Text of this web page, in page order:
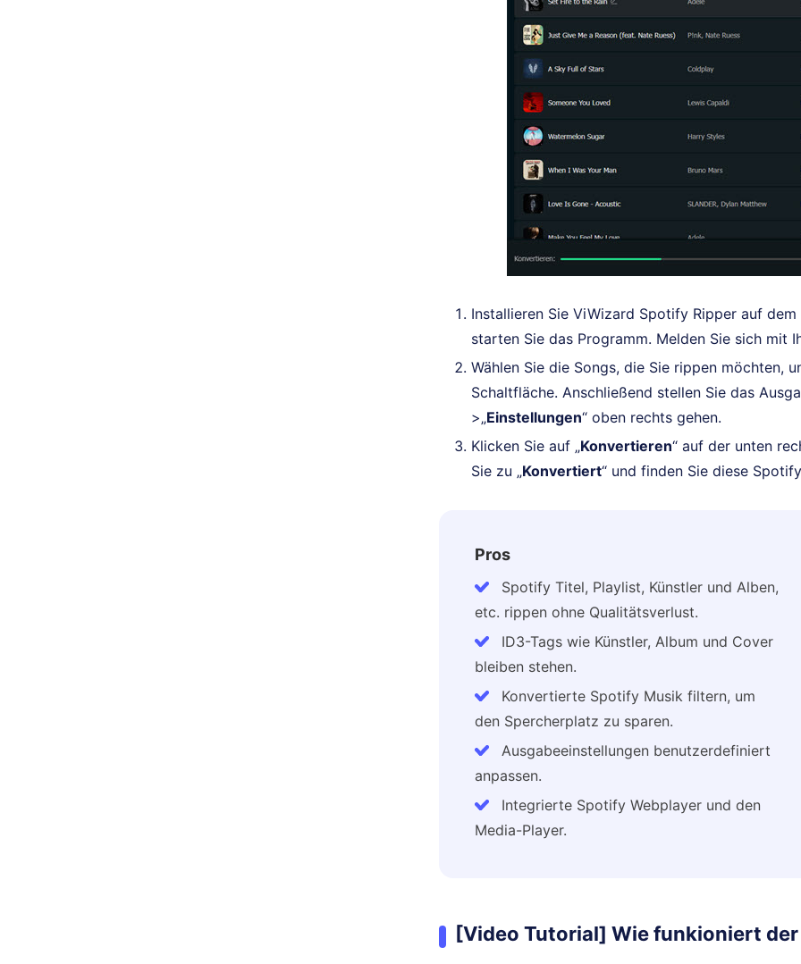
Installieren Sie ViWizard Spotify Ripper auf
starten Sie das Programm. Melden Sie sich mit
Wählen Sie die Songs, die Sie rippen möchten,
Schaltfläche. Anschließend stellen Sie das
>„Einstellungen“ oben rechts gehen.
Klicken Sie auf „Konvertieren“ auf der unten
Sie zu „Konvertiert“ und finden Sie diese
Pros
Spotify Titel, Playlist, Künstler und Alben,
etc. rippen ohne Qualitätsverlust.
ID3-Tags wie Künstler, Album und Cover
bleiben stehen.
Konvertierte Spotify Musik filtern, um
den Spercherplatz zu sparen.
Ausgabeeinstellungen benutzerdefiniert
anpassen.
Integrierte Spotify Webplayer und den
Media-Player.
[Video Tutorial] Wie funkioniert